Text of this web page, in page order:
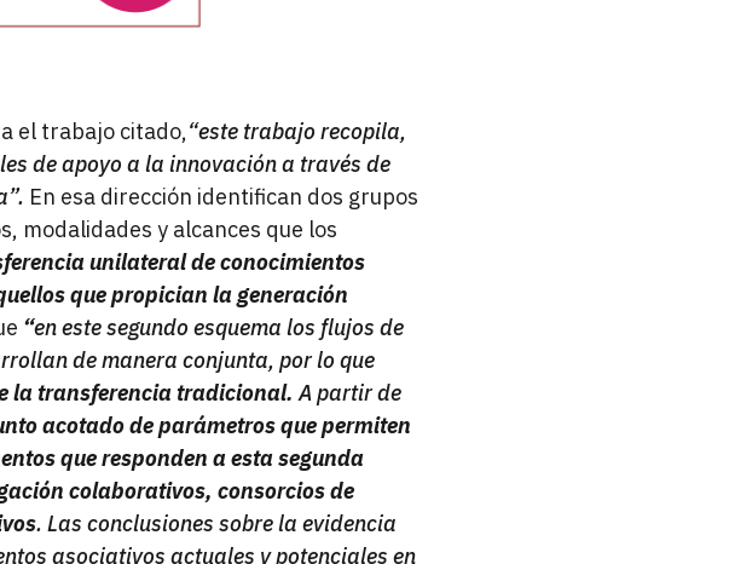
el trabajo citado,“este trabajo recopila,
de apoyo a la innovación a través de
En esa dirección identifican dos grupos
modalidades y alcances que los
unilateral de conocimientos
que propician la generación
“en este segundo esquema los flujos de
de manera conjunta, por lo que
la transferencia tradicional. A partir de
acotado de parámetros que permiten
que responden a esta segunda
colaborativos, consorcios de
. Las conclusiones sobre la evidencia
asociativos actuales y potenciales en